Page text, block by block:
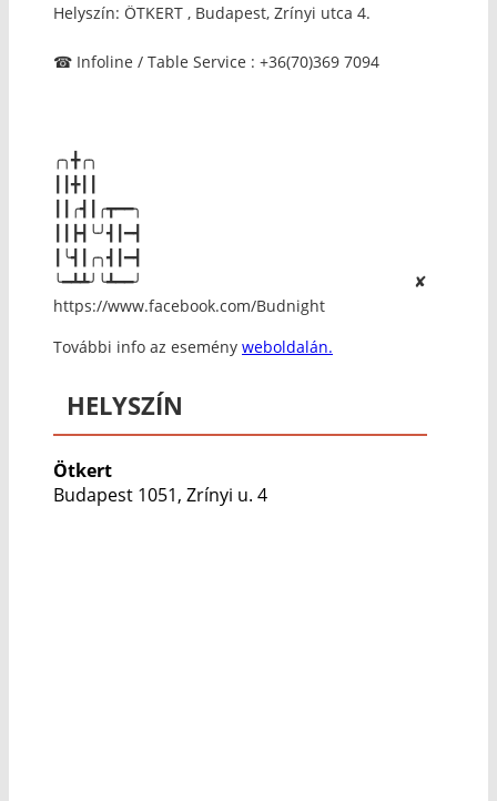
Helyszín: ÖTKERT , Budapest, Zrínyi utca 4.
☎ Infoline / Table Service : +36(70)369 7094
╭╮╋╭╮
┃┃╋┃┃
┃┃╭┫┃╭┳━━╮
┃┃┣┫╰╯┫┃━┫
┃╰┫┃╭╮┫┃━┫
╰━┻┻╯╰┻━━╯ ✘
https://www.facebook.com/Budnight
További info az esemény weboldalán.
HELYSZÍN
Ötkert
Budapest 1051, Zrínyi u. 4